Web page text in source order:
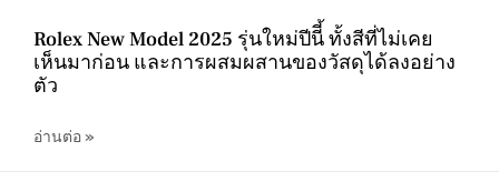
Rolex New Model 2025 รุ่นใหม่ปีนีี้ ทั้งสีที่ไม่เคย
เห็นมาก่อน และการผสมผสานของวัสดุได้ลงอย่าง
ตัว
อ่านต่อ »